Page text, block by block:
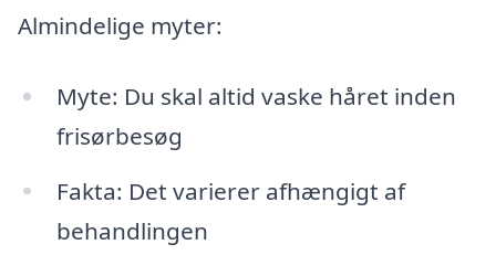
Almindelige myter:
Myte: Du skal altid vaske håret inden
frisørbesøg
Fakta: Det varierer afhængigt af
behandlingen